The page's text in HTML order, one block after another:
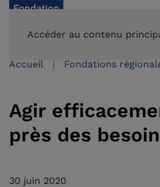
Accéder au contenu
Accueil Fondations
Agir
près des
30 juin 2020